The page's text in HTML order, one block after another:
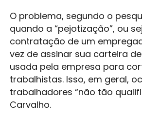
O problema, segundo o
quando a “pejotização”, ou
contratação de um
vez de assinar sua carteira
usada pela empresa para
trabalhistas. Isso, em geral,
trabalhadores “não tão
Carvalho.